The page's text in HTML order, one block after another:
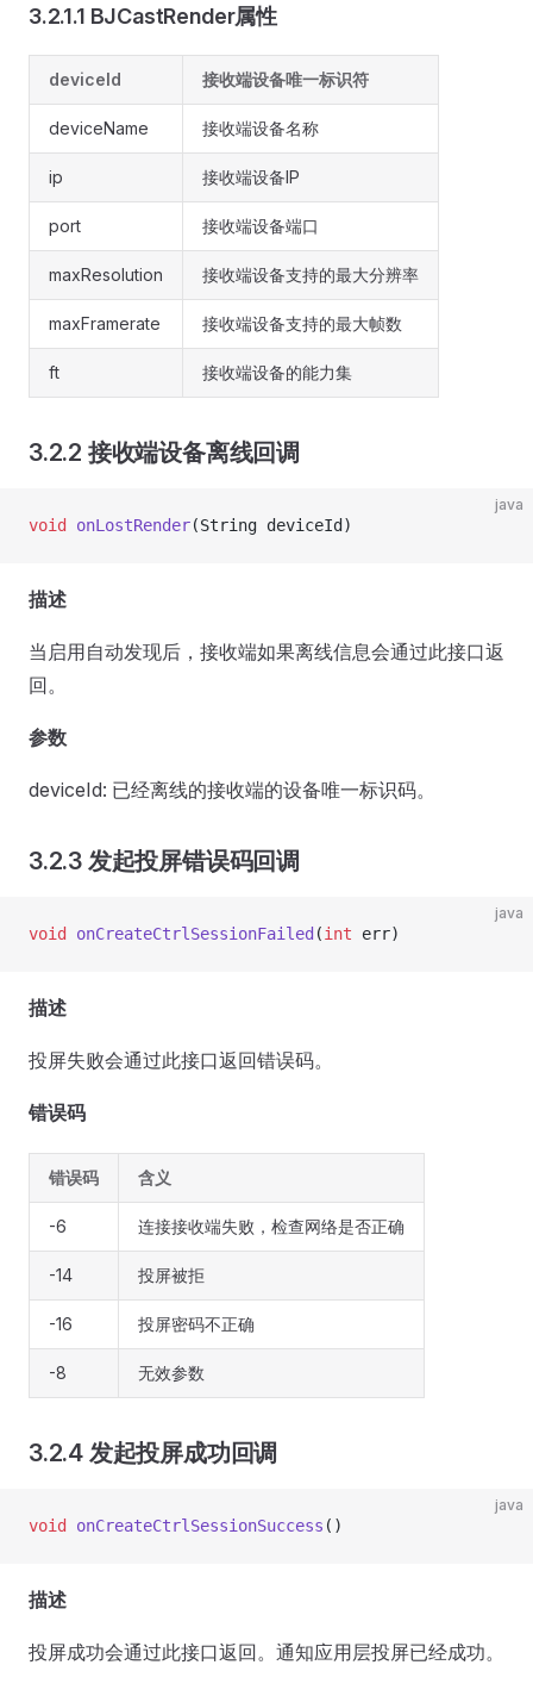
3.2.1.1 BJCastRender属性
deviceId 接收端设备唯一标识符
deviceName 接收端设备名称
ip 接收端设备IP
port 接收端设备端口
maxResolution 接收端设备支持的最大分辨率
maxFramerate 接收端设备支持的最大帧数
ft 接收端设备的能力集
3.2.2 接收端设备离线回调
java
void onLostRender(String deviceId)
描述
当启用自动发现后，接收端如果离线信息会通过此接口返
回。
参数
deviceId: 已经离线的接收端的设备唯一标识码。
3.2.3 发起投屏错误码回调
java
void onCreateCtrlSessionFailed (int err)
描述
投屏失败会通过此接口返回错误码。
错误码
错误码 含义
-6 连接接收端失败，检查网络是否正确
-14 投屏被拒
-16 投屏密码不正确
-8 无效参数
3.2.4 发起投屏成功回调
java
void onCreateCtrlSessionSuccess ()
描述
投屏成功会通过此接口返回。通知应用层投屏已经成功。